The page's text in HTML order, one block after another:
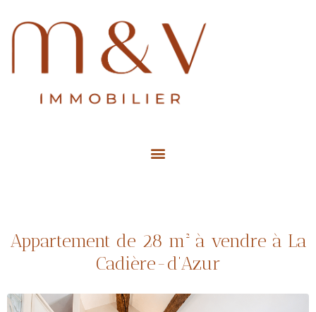
Appartement de 28 m² à vendre à La
Cadière-d’Azur